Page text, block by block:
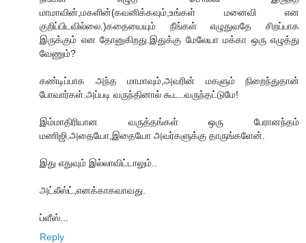
மாமாவின்,மகளின்(கவனிக்கவும்,உங்கள் மனைவி என
குறிப்பிடவில்லை.)கதையையும் நீங்கள் எழுதுவதே சிறப்பாக
இருக்கும் என தோனுகிறது.இதுக்கு மேலேயா மக்கா ஒரு எழுத்து
வேணும்?
கண்டிப்பாக அந்த மாமாவும்,அவரின் மகளும் நிறைந்துதான்
போவார்கள்.அப்படி வருந்தினால் கூட..வருந்தட்டுமே!
இம்மாதிரியான வருத்தங்கள் ஒரு பேரானந்தம்
மணிஜி.அதையோ,இதையோ அவர்களுக்கு தாருங்களேன்.
இது எதுவும் இல்லாவிட்டாலும்..
அட்லீஸ்ட்,எனக்காகவாவது.
ப்ளீஸ்...
Reply